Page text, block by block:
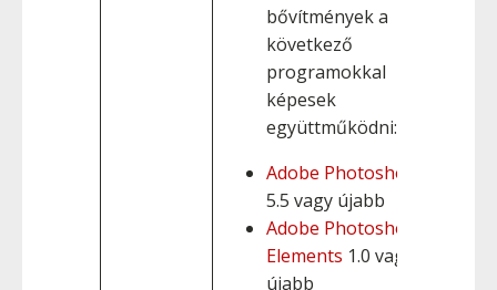
bővítmények a
következő
programokkal
képesek
együttműködni:
Adobe Photoshop
5.5 vagy újabb
Adobe Photoshop
Elements 1.0 vagy
újabb